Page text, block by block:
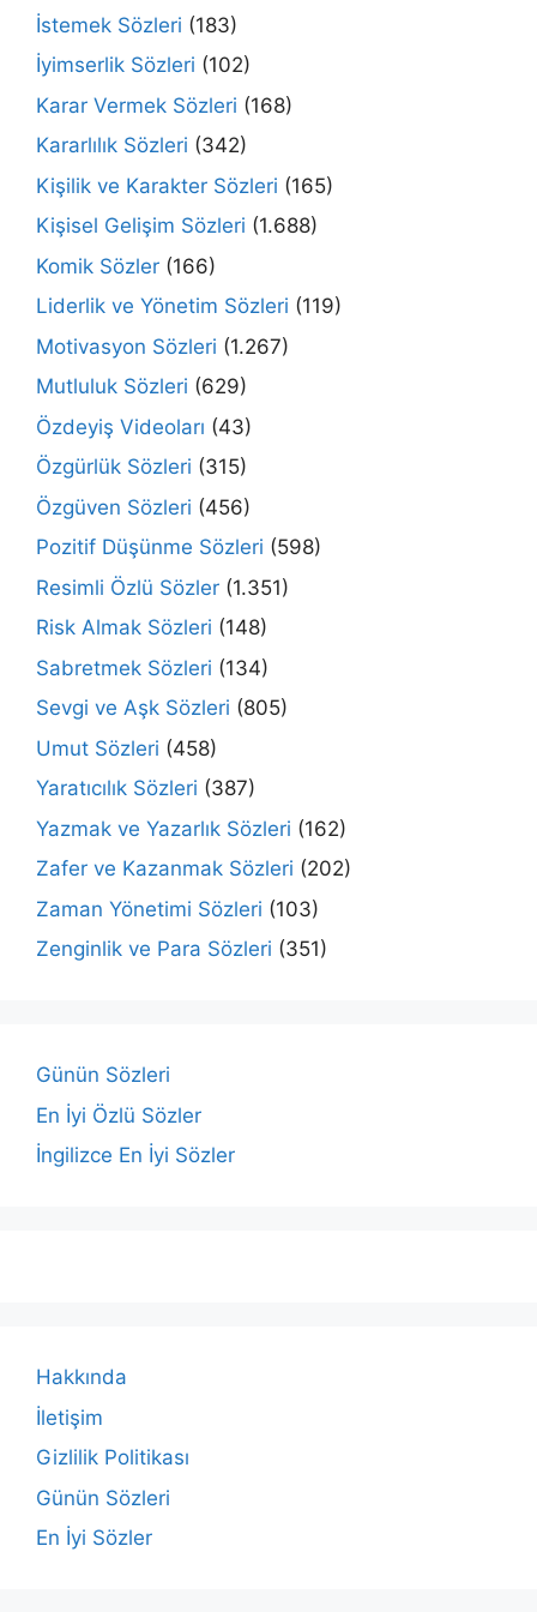
İstemek Sözleri (183)
İyimserlik Sözleri (102)
Karar Vermek Sözleri (168)
Kararlılık Sözleri (342)
Kişilik ve Karakter Sözleri (165)
Kişisel Gelişim Sözleri (1.688)
Komik Sözler (166)
Liderlik ve Yönetim Sözleri (119)
Motivasyon Sözleri (1.267)
Mutluluk Sözleri (629)
Özdeyiş Videoları (43)
Özgürlük Sözleri (315)
Özgüven Sözleri (456)
Pozitif Düşünme Sözleri (598)
Resimli Özlü Sözler (1.351)
Risk Almak Sözleri (148)
Sabretmek Sözleri (134)
Sevgi ve Aşk Sözleri (805)
Umut Sözleri (458)
Yaratıcılık Sözleri (387)
Yazmak ve Yazarlık Sözleri (162)
Zafer ve Kazanmak Sözleri (202)
Zaman Yönetimi Sözleri (103)
Zenginlik ve Para Sözleri (351)
Günün Sözleri
En İyi Özlü Sözler
İngilizce En İyi Sözler
Hakkında
İletişim
Gizlilik Politikası
Günün Sözleri
En İyi Sözler